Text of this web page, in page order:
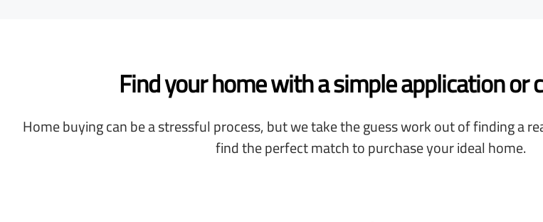
Find your home with a simple application or
Home buying can be a stressful process, but we take the guess work out of finding a
find the perfect match to purchase your ideal home.